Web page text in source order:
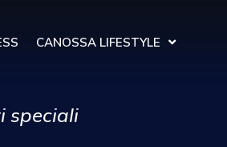
CANOSSA LIFESTYLE
speciali